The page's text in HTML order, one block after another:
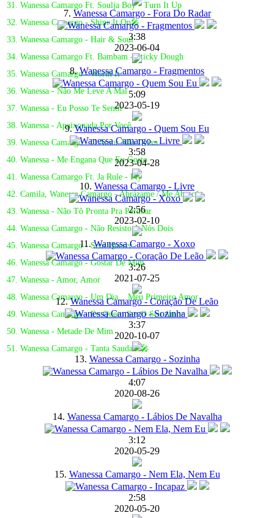
31. Wanessa Camargo Ft. Soulja Boy - Turn It Up
32. Wanessa Camargo - Shine It On🎤
33. Wanessa Camargo - Hair & Soul
34. Wanessa Camargo Ft. Bambam - Sticky Dough
35. Wanessa Camargo - Worth It
36. Wanessa - Não Me Leve A Mal
37. Wanessa - Eu Posso Te Sentir
38. Wanessa - Apaixonada Por Você
39. Wanessa Camargo - O Amor Não Deixa
40. Wanessa - Me Engana Que Eu Gosto
41. Wanessa Camargo Ft. Ja Rule - Fly
42. Camila, Wanessa Camargo - Abrázame / Me Abracé
43. Wanessa - Não Tô Pronta Pra Perdoar
44. Wanessa Camargo - Não Resisto A Nós Dois
45. Wanessa Camargo - Sem Querer
46. Wanessa Camargo - Gostar De Mim
47. Wanessa - Amor, Amor
48. Wanessa Camargo - Um Dia... Meu Primeiro Amor
49. Wanessa Camargo - Eu Quero Ser O Seu Amor
50. Wanessa - Metade De Mim
51. Wanessa Camargo - Tanta Saudade🎤
7. Wanessa Camargo - Fora Do Radar
3:38
2023-06-04
8.Wanessa Camargo - Fragmentos
5:09
2023-05-19
9.Wanessa Camargo - Quem Sou Eu
3:58
2023-04-28
10. Wanessa Camargo - Livre
2:56
2023-02-10
11.Wanessa Camargo - Xoxo
3:26
2021-07-25
12.Wanessa Camargo - Coração De Leão
3:37
2020-10-07
13. Wanessa Camargo - Sozinha
4:07
2020-08-26
14. Wanessa Camargo - Lábios De Navalha
3:12
2020-05-29
15. Wanessa Camargo - Nem Ela, Nem Eu
2:58
2020-05-20